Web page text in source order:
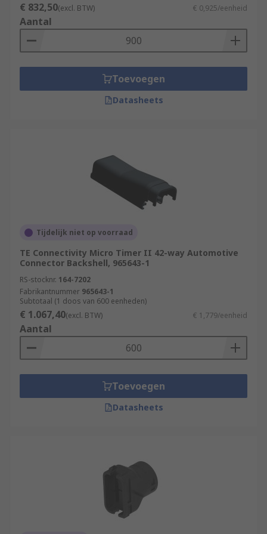
€ 832,50(excl. BTW) € 0,925/eenheid
Aantal
Toevoegen
Datasheets
Tijdelijk niet op voorraad
TE Connectivity Micro Timer II 42-way Automotive
Connector Backshell, 965643-1
RS-stocknr. 164-7202
Fabrikantnummer 965643-1
Subtotaal (1 doos van 600 eenheden)
€ 1.067,40(excl. BTW) € 1,779/eenheid
Aantal
Toevoegen
Datasheets